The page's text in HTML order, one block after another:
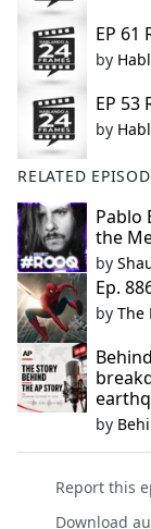
EP 61
by
EP 53
by
RELATED
Pablo
the
by
Ep.
by The
by
Report this
Download